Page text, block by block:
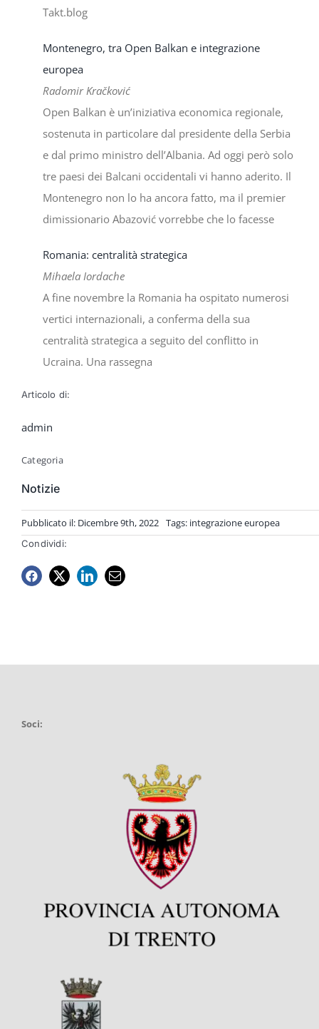
Takt.blog
Montenegro, tra Open Balkan e integrazione
europea
Radomir Kračković
Open Balkan è un’iniziativa economica regionale,
sostenuta in particolare dal presidente della Serbia
e dal primo ministro dell’Albania. Ad oggi però solo
tre paesi dei Balcani occidentali vi hanno aderito. Il
Montenegro non lo ha ancora fatto, ma il premier
dimissionario Abazović vorrebbe che lo facesse
Romania: centralità strategica
Mihaela Iordache
A fine novembre la Romania ha ospitato numerosi
vertici internazionali, a conferma della sua
centralità strategica a seguito del conflitto in
Ucraina. Una rassegna
Articolo di:
admin
Categoria
Notizie
Pubblicato il: Dicembre 9th, 2022 Tags: integrazione europea
Condividi:
Soci: